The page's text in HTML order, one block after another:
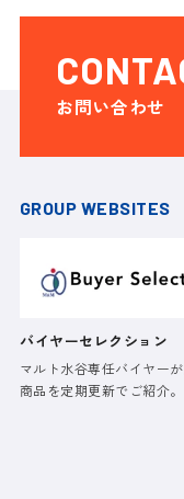
お問い合わせ
GROUP WEBSITES
バイヤーセレクション
マルト水谷専任バイヤー
商品を定期更新でご紹介。